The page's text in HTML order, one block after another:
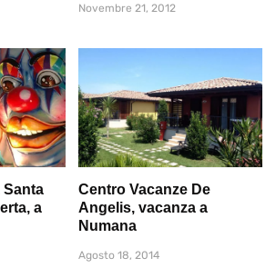
Novembre 21, 2012
Santa
a
Centro Vacanze De
Angelis, vacanza a
Numana
Agosto 18, 2014